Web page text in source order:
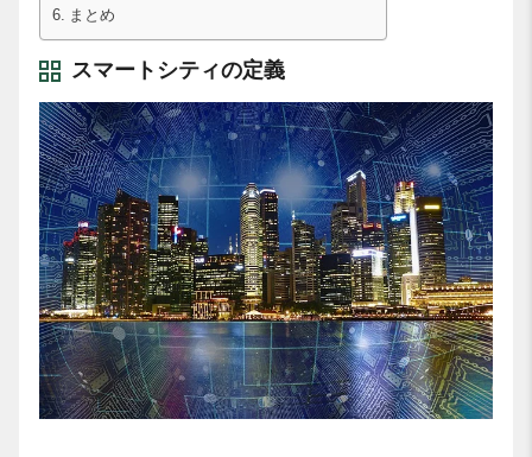
まとめ
スマートシティの定義